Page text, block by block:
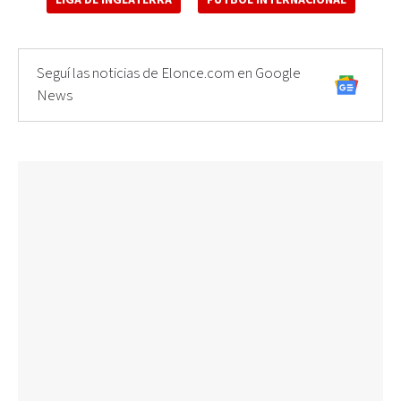
Seguí las noticias de Elonce.com en Google
News